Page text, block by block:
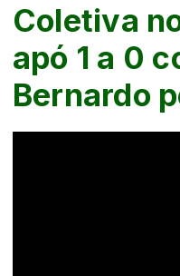
Coletiva
apó 1 a 0
Bernardo